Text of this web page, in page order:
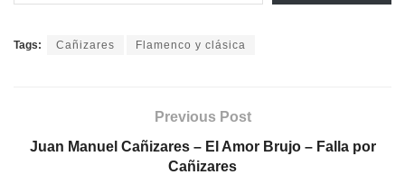
Tags: Cañizares Flamenco y clásica
Previous Post
Juan Manuel Cañizares – El Amor Brujo – Falla por
Cañizares